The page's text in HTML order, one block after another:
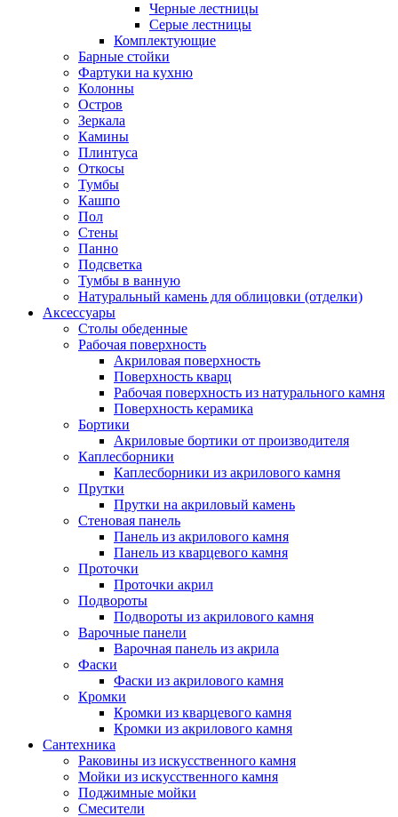
Черные лестницы
Серые лестницы
Комплектующие
Барные стойки
Фартуки на кухню
Колонны
Остров
Зеркала
Камины
Плинтуса
Откосы
Тумбы
Кашпо
Пол
Стены
Панно
Подсветка
Тумбы в ванную
Натуральный камень для облицовки (отделки)
Аксессуары
Столы обеденные
Рабочая поверхность
Акриловая поверхность
Поверхность кварц
Рабочая поверхность из натурального камня
Поверхность керамика
Бортики
Акриловые бортики от производителя
Каплесборники
Каплесборники из акрилового камня
Прутки
Прутки на акриловый камень
Стеновая панель
Панель из акрилового камня
Панель из кварцевого камня
Проточки
Проточки акрил
Подвороты
Подвороты из акрилового камня
Варочные панели
Варочная панель из акрила
Фаски
Фаски из акрилового камня
Кромки
Кромки из кварцевого камня
Кромки из акрилового камня
Сантехника
Раковины из искусственного камня
Мойки из искусственного камня
Поджимные мойки
Смесители